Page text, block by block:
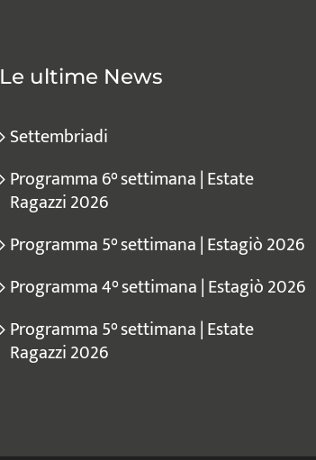
Le ultime News
Settembriadi
Programma 6° settimana | Estate
Ragazzi 2026
Programma 5° settimana | Estagiò 2026
Programma 4° settimana | Estagiò 2026
Programma 5° settimana | Estate
Ragazzi 2026